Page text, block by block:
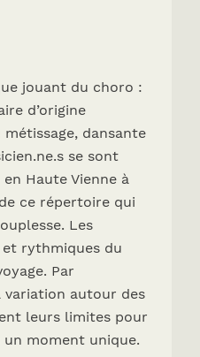
jouant du choro :
d’origine
dansante
se sont
Haute Vienne à
ce répertoire qui
Les
et rythmiques du
Par
variation autour des
leurs limites pour
moment unique.